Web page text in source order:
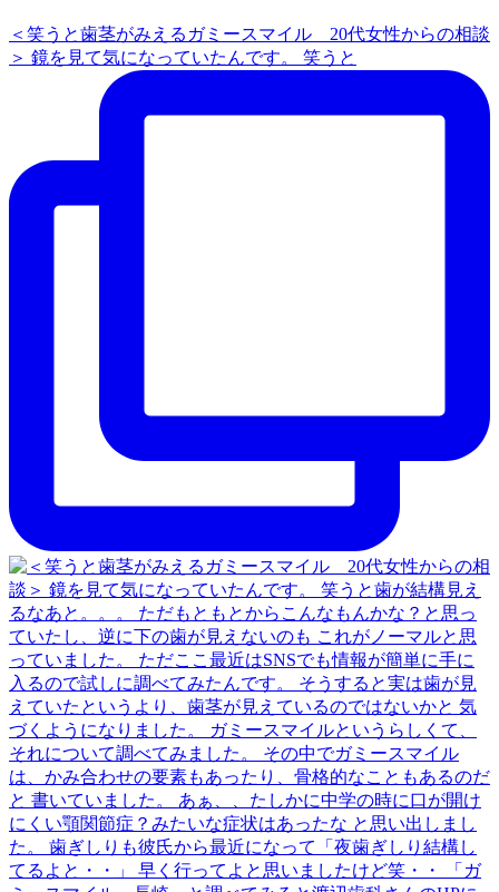
＜笑うと歯茎がみえるガミースマイル 20代女性からの相談
＞ 鏡を見て気になっていたんです。 笑うと